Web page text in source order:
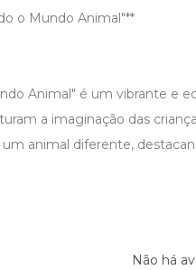
o Mundo Animal"**
Animal" é um vibrante e
a imaginação das
animal diferente,
Não há